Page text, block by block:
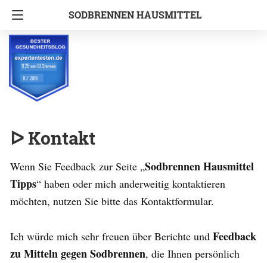
SODBRENNEN HAUSMITTEL
ᐅ Kontakt
Wenn Sie Feedback zur Seite „Sodbrennen Hausmittel
Tipps“ haben oder mich anderweitig kontaktieren
möchten, nutzen Sie bitte das Kontaktformular.
Ich würde mich sehr freuen über Berichte und Feedback
zu Mitteln gegen Sodbrennen, die Ihnen persönlich